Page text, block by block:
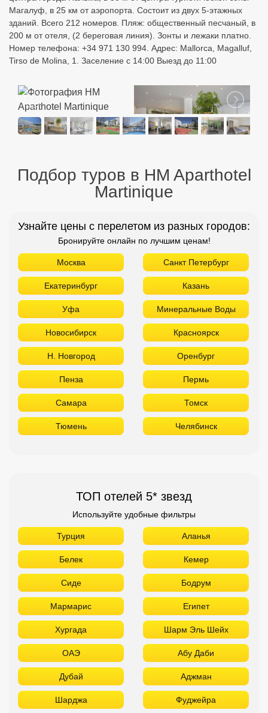
Магалуф, в 25 км от аэропорта. Состоит из двух 5-этажных
зданий. Всего 212 номеров. Пляж: общественный песчаный, в
200 м от отеля, (2 береговая линия). Зонты и лежаки платно.
Номер телефона: +34 971 130 994. Адрес: Mallorca, Magalluf,
Tirso de Molina, 1. Заселение с 14:00 Выезд до 11:00
Подбор туров в HM Aparthotel
Martinique
Узнайте цены с перелетом из разных городов:
Бронируйте онлайн по лучшим ценам!
Москва Санкт Петербург
Екатеринбург Казань
Уфа Минеральные Воды
Новосибирск Красноярск
Н. Новгород Оренбург
Пенза Пермь
Самара Томск
Тюмень Челябинск
ТОП отелей 5* звезд
Используйте удобные фильтры
Турция Аланья
Белек Кемер
Сиде Бодрум
Мармарис Египет
Хургада Шарм Эль Шейх
ОАЭ Абу Даби
Дубай Аджман
Шарджа Фуджейра